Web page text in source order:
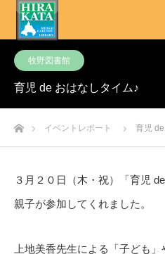
牧野図書館
育児 de おはなしタイム♪
ホームイベントレポート 育児
３月２０日（木・祝）「育児
親子が参加してくれました。
上地美香先生による「子ども